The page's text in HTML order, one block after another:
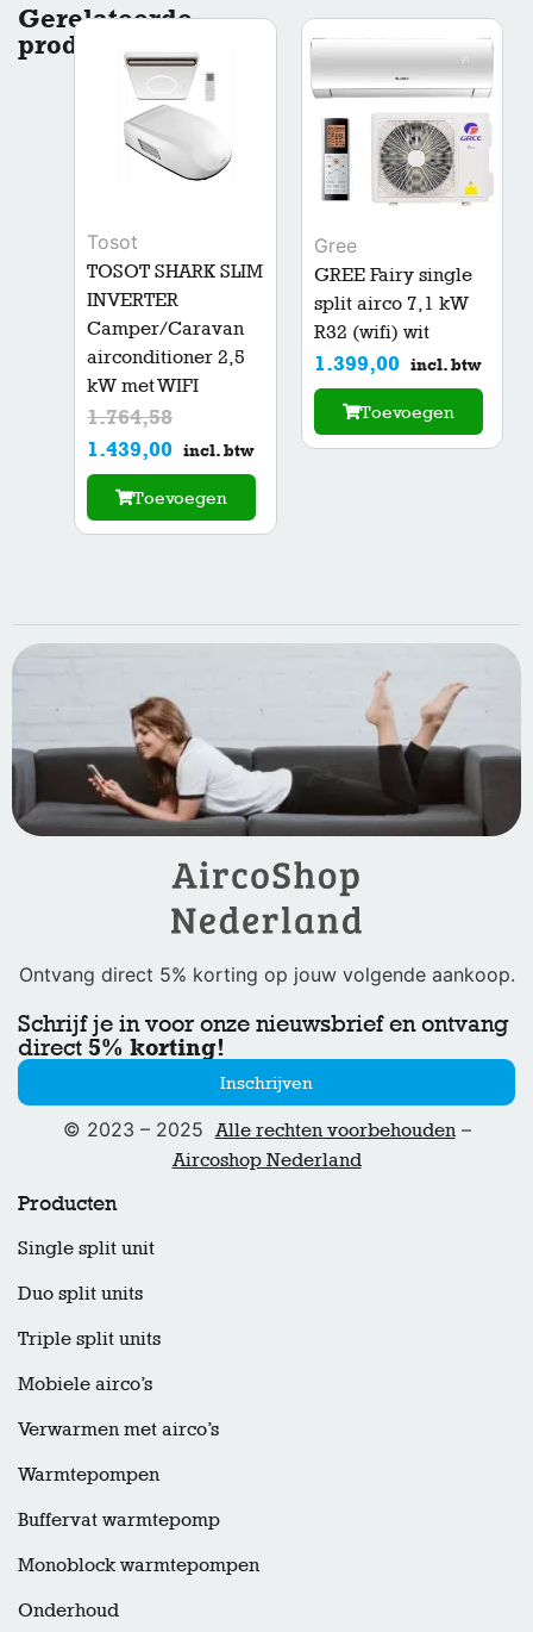
Gerelateerde
producten
Tosot
TOSOT SHARK SLIM
INVERTER
Camper/Caravan
airconditioner 2,5
kW met WIFI
1.764,58
1.439,00 incl. btw
Toevoegen
Gree
GREE Fairy single
split airco 7,1 kW
R32 (wifi) wit
1.399,00 incl. btw
Toevoegen
Ontvang direct 5% korting op jouw volgende aankoop.
Schrijf je in voor onze nieuwsbrief en ontvang
direct 5% korting!
Inschrijven
© 2023 – 2025Alle rechten voorbehouden–
Aircoshop Nederland
Producten
Single split unit
Duo split units
Triple split units
Mobiele airco’s
Verwarmen met airco’s
Warmtepompen
Buffervat warmtepomp
Monoblock warmtepompen
Onderhoud